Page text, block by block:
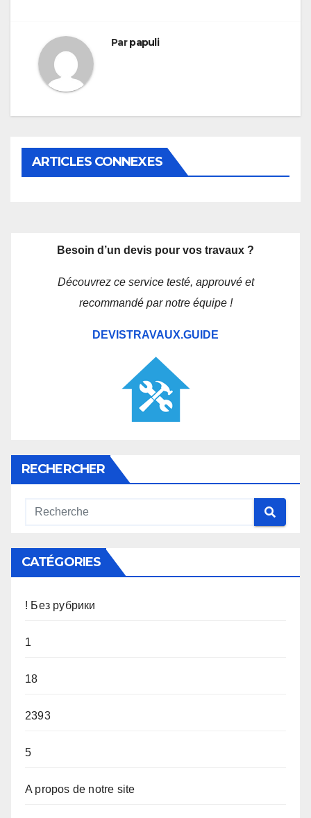
Parpapuli
ARTICLES CONNEXES
Besoin d’un devis pour vos travaux ?
Découvrez ce service testé, approuvé et
recommandé par notre équipe !
DEVISTRAVAUX.GUIDE
RECHERCHER
CATÉGORIES
! Без рубрики
1
18
2393
5
A propos de notre site